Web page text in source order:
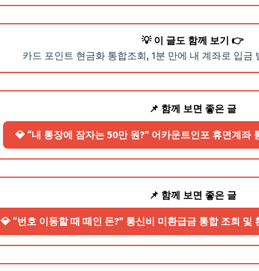
💡 이 글도 함께 보기 👉
카드 포인트 현금화 통합조회, 1분 만에 내 계좌로 입금
📌 함께 보면 좋은 글
💎 “내 통장에 잠자는 50만 원?” 어카운트인포 휴면계좌
📌 함께 보면 좋은 글
💎 “번호 이동할 때 떼인 돈?” 통신비 미환급금 통합 조회 및